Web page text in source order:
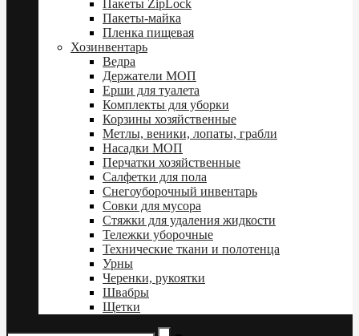
Пакеты ZipLock
Пакеты-майка
Пленка пищевая
Хозинвентарь
Ведра
Держатели МОП
Ерши для туалета
Комплекты для уборки
Корзины хозяйственные
Метлы, веники, лопаты, грабли
Насадки МОП
Перчатки хозяйственные
Салфетки для пола
Снегоуборочный инвентарь
Совки для мусора
Стяжки для удаления жидкости
Тележки уборочные
Технические ткани и полотенца
Урны
Черенки, рукоятки
Швабры
Щетки